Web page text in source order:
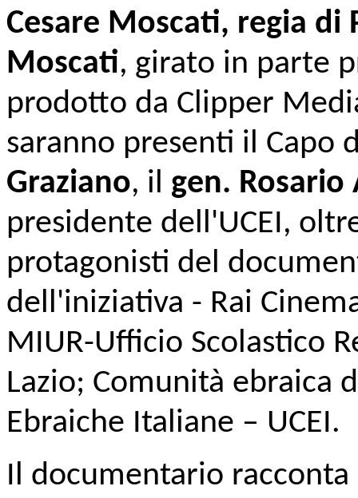
Cesare Moscati, regia di
Moscati, girato in parte
prodotto da Clipper
saranno presenti il Capo
Graziano, il gen. Rosario
presidente dell'UCEI,
protagonisti del
dell'iniziativa - Rai
MIUR-Ufficio Scolastico
Lazio; Comunità ebraica
Ebraiche Italiane – UCEI.
Il documentario